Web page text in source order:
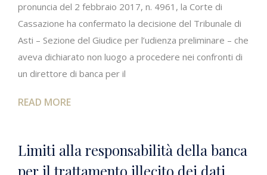
pronuncia del 2 febbraio 2017, n. 4961, la Corte di
Cassazione ha confermato la decisione del Tribunale di
Asti – Sezione del Giudice per l’udienza preliminare – che
aveva dichiarato non luogo a procedere nei confronti di
un direttore di banca per il
READ MORE
Limiti alla responsabilità della banca
per il trattamento illecito dei dati